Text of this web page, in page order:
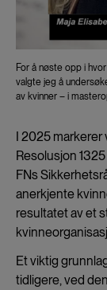
For å nøste opp i
valgte jeg å
av kvinner – i
I 2025 markerer
Resolusjon
FNs
anerkjente
resultatet av et
Et viktig
tidligere, ved